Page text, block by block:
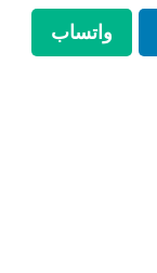
واتساب
واتساب